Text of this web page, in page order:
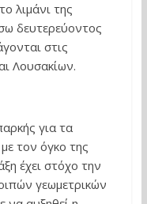
λιμάνι της
δευτερεύοντος
στις
Λουσακίων.
για τα
τον όγκο της
έχει στόχο την
γεωμετρικών